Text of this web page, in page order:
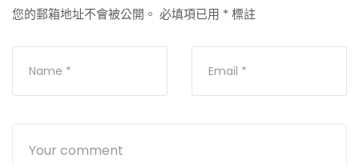
您的郵箱地址不會被公開。 必填項已用 * 標註